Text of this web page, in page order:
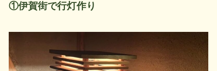
①伊賀街で行灯作り